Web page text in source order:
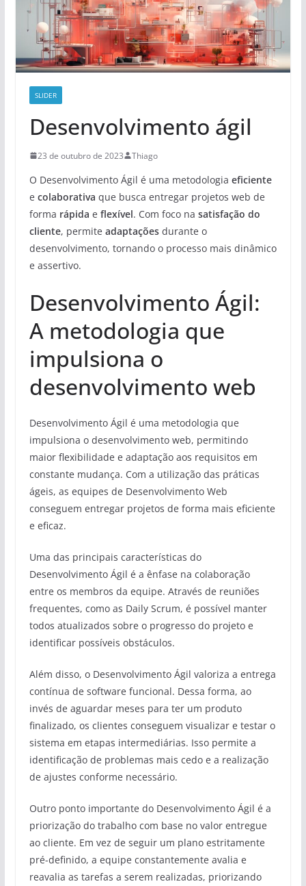
SLIDER
Desenvolvimento ágil
23 de outubro de 2023 Thiago
O Desenvolvimento Ágil é uma metodologia eficiente
e colaborativa que busca entregar projetos web de
forma rápida e flexível. Com foco na satisfação do
cliente, permite adaptaçõesdurante o
desenvolvimento, tornando o processo mais dinâmico
e assertivo.
Desenvolvimento Ágil:
A metodologia que
impulsiona o
desenvolvimento web
Desenvolvimento Ágil é uma metodologia que
impulsiona o desenvolvimento web, permitindo
maior flexibilidade e adaptação aos requisitos em
constante mudança. Com a utilização das práticas
ágeis, as equipes de Desenvolvimento Web
conseguem entregar projetos de forma mais eficiente
e eficaz.
Uma das principais características do
Desenvolvimento Ágil é a ênfase na colaboração
entre os membros da equipe. Através de reuniões
frequentes, como as Daily Scrum, é possível manter
todos atualizados sobre o progresso do projeto e
identificar possíveis obstáculos.
Além disso, o Desenvolvimento Ágil valoriza a entrega
contínua de software funcional. Dessa forma, ao
invés de aguardar meses para ter um produto
finalizado, os clientes conseguem visualizar e testar o
sistema em etapas intermediárias. Isso permite a
identificação de problemas mais cedo e a realização
de ajustes conforme necessário.
Outro ponto importante do Desenvolvimento Ágil é a
priorização do trabalho com base no valor entregue
ao cliente. Em vez de seguir um plano estritamente
pré-definido, a equipe constantemente avalia e
reavalia as tarefas a serem realizadas, priorizando